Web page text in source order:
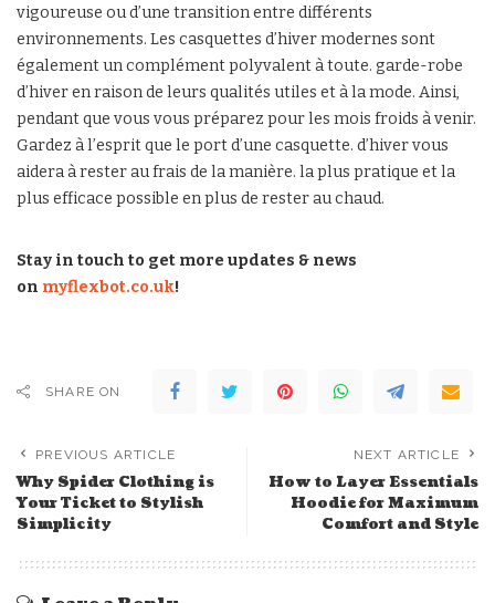
vigoureuse ou d’une transition entre différents
environnements. Les casquettes d’hiver modernes sont
également un complément polyvalent à toute. garde-robe
d’hiver en raison de leurs qualités utiles et à la mode. Ainsi,
pendant que vous vous préparez pour les mois froids à venir.
Gardez à l’esprit que le port d’une casquette. d’hiver vous
aidera à rester au frais de la manière. la plus pratique et la
plus efficace possible en plus de rester au chaud.
Stay in touch to get more updates & news
on myflexbot.co.uk!
SHARE ON
PREVIOUS ARTICLE
Why Spider Clothing is
Your Ticket to Stylish
Simplicity
NEXT ARTICLE
How to Layer Essentials
Hoodie for Maximum
Comfort and Style